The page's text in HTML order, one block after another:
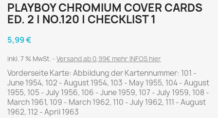
PLAYBOY CHROMIUM COVER CARDS
ED. 2 | NO.120 | CHECKLIST 1
5,99 €
inkl. 7 % MwSt. Versand ab 0,99€ mehr INFOS hier
Vorderseite Karte: Abbildung der Kartennummer: 101 -
June 1954, 102 - August 1954, 103 - May 1955, 104 - August
1955, 105 - July 1956, 106 - June 1959, 107 - July 1959, 108 -
March 1961, 109 - March 1962, 110 - July 1962, 111 - August
1962, 112 - April 1963